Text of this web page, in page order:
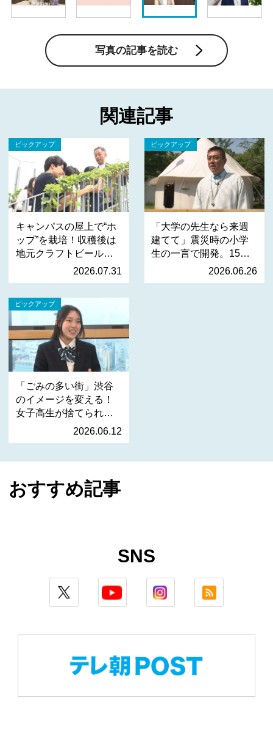
写真の記事を読む
関連記事
ピックアップ
キャンパスの屋上で“ホ
ップ”を栽培！収穫後は
地元クラフトビールへ
2026.07.31
ピックアップ
「大学の先生なら来週
建てて」震災時の小学
生の一言で開発。15分
2026.06.26
ピックアップ
「ごみの多い街」渋谷
のイメージを変える！
女子高生が捨てられる
2026.06.12
おすすめ記事
SNS
twitter youtube instagram